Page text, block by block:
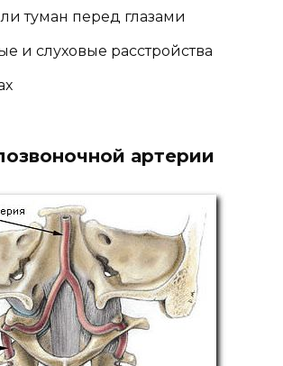
туман перед глазами
и слуховые расстройства
артерии